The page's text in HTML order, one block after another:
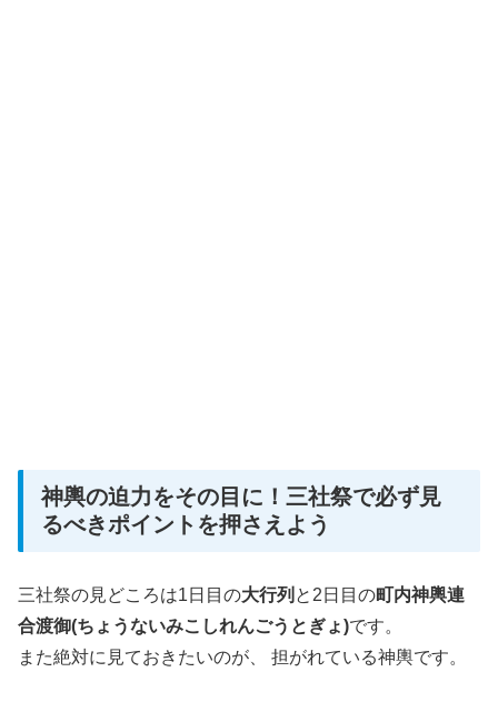
神輿の迫力をその目に！三社祭で必ず見
るべきポイントを押さえよう
三社祭の見どころは1日目の大行列 と2日目の町内神輿連
合渡御(ちょうないみこしれんごうとぎょ)です。
また絶対に見ておきたいのが、 担がれている神輿です。